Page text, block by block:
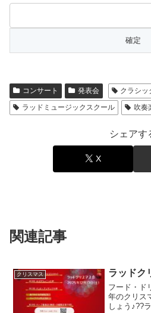
コンサート 発表会 クラシッ
ラッドミュージックスクール
吹奏
シェアす
X
関連記事
クリスマス ラッドク
フード・ド
年のクリス
しょう♪??